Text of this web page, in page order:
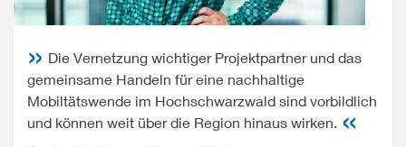
Die Vernetzung wichtiger Projektpartner und das
gemeinsame Handeln für eine nachhaltige
Mobiltätswende im Hochschwarzwald sind vorbildlich
und können weit über die Region hinaus wirken.